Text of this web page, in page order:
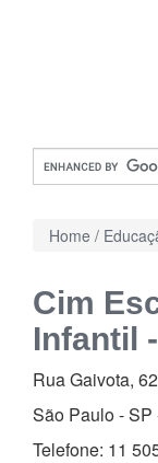
Home /
Cim
Infantil
Rua Gaivota,
São Paulo - SP
Telefone: 11